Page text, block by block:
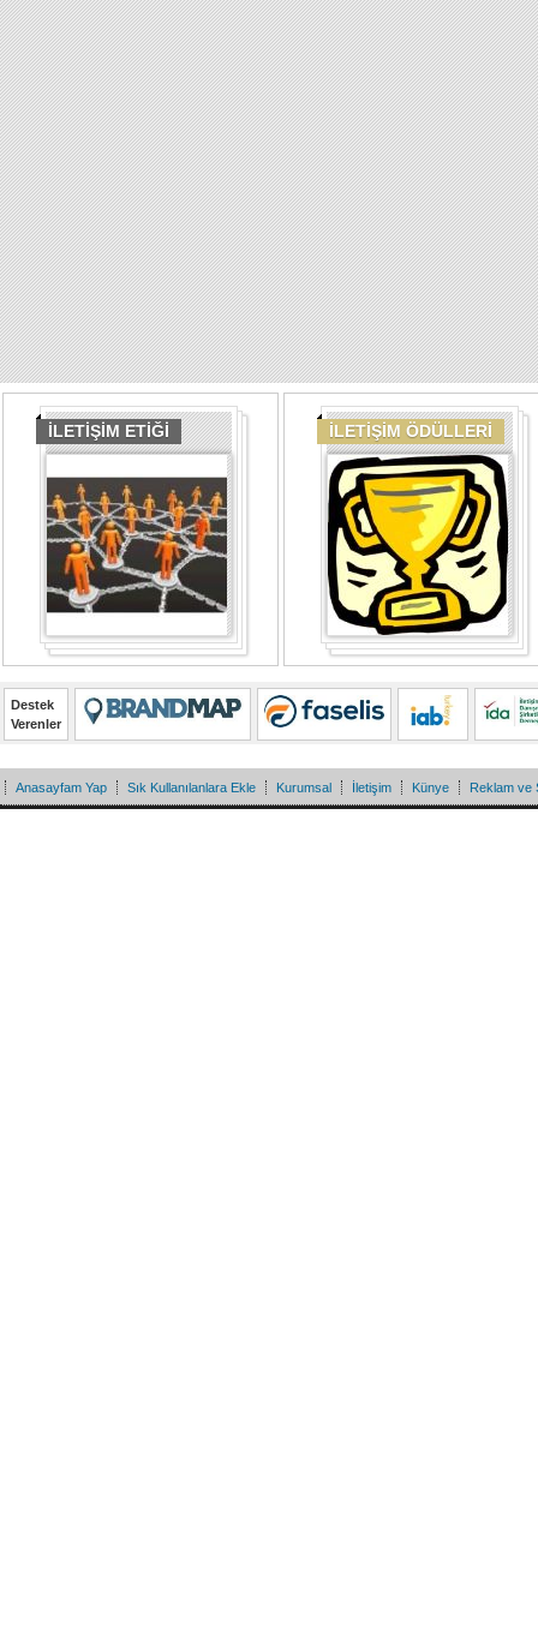
İLETİŞİM ETİĞİ İLETİŞİM ÖDÜLLERİ
Destek
Verenler
Anasayfam Yap Sık Kullanılanlara Ekle Kurumsal İletişim Künye Reklam ve